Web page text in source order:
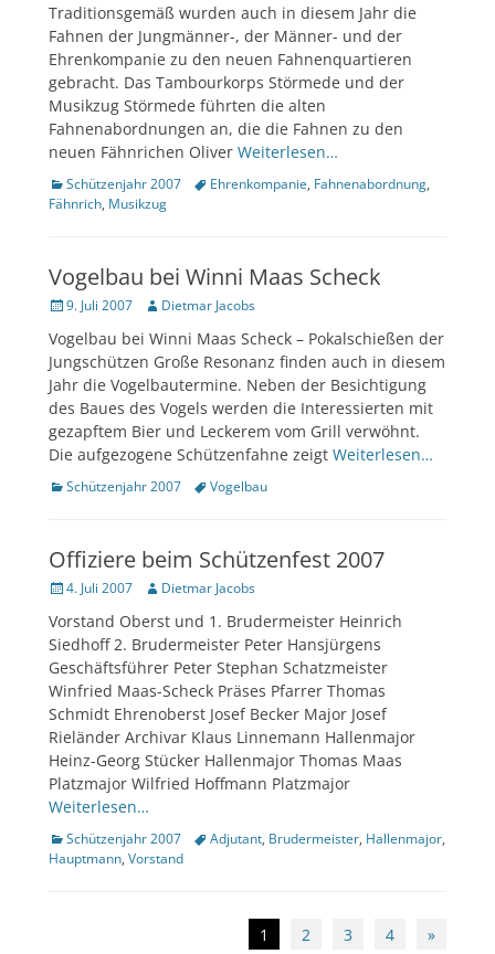
Traditionsgemäß wurden auch in diesem Jahr die
Fahnen der Jungmänner-, der Männer- und der
Ehrenkompanie zu den neuen Fahnenquartieren
gebracht. Das Tambourkorps Störmede und der
Musikzug Störmede führten die alten
Fahnenabordnungen an, die die Fahnen zu den
neuen Fähnrichen Oliver Weiterlesen…
Kategorien
Schützenjahr 2007 TagsEhrenkompanie, Fahnenabordnung,
Fähnrich, Musikzug
Vogelbau bei Winni Maas Scheck
Veröffentlicht
9. Juli 2007 Author
Dietmar Jacobs
Vogelbau bei Winni Maas Scheck – Pokalschießen der
Jungschützen Große Resonanz finden auch in diesem
Jahr die Vogelbautermine. Neben der Besichtigung
des Baues des Vogels werden die Interessierten mit
gezapftem Bier und Leckerem vom Grill verwöhnt.
Die aufgezogene Schützenfahne zeigt Weiterlesen…
Kategorien
Schützenjahr 2007 TagsVogelbau
Offiziere beim Schützenfest 2007
Veröffentlicht
4. Juli 2007 Author
Dietmar Jacobs
Vorstand Oberst und 1. Brudermeister Heinrich
Siedhoff 2. Brudermeister Peter Hansjürgens
Geschäftsführer Peter Stephan Schatzmeister
Winfried Maas-Scheck Präses Pfarrer Thomas
Schmidt Ehrenoberst Josef Becker Major Josef
Rieländer Archivar Klaus Linnemann Hallenmajor
Heinz-Georg Stücker Hallenmajor Thomas Maas
Platzmajor Wilfried Hoffmann Platzmajor
Weiterlesen…
Kategorien
Schützenjahr 2007 TagsAdjutant, Brudermeister, Hallenmajor,
Hauptmann, Vorstand
1 2 3 4 »